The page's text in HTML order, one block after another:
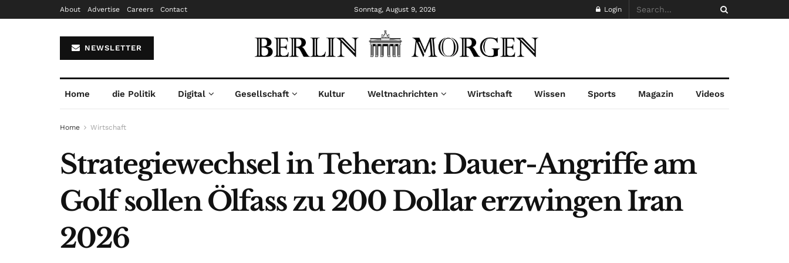
About Advertise Careers Contact Sonntag, August 9, 2026 Login
NEWSLETTER
Home die Politik Digital Gesellschaft Kultur Weltnachrichten Wirtschaft Wissen Sports Magazin Videos
Home Wirtschaft
Strategiewechsel in Teheran: Dauer-Angriffe am
Golf sollen Ölfass zu 200 Dollar erzwingen Iran
2026